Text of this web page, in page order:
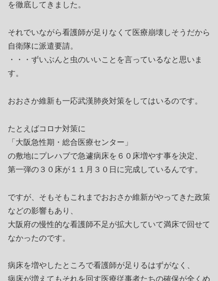
を徹底してきました。
それでいながら看護師が足りなくて医療崩壊しそうだから
自衛隊に派遣要請。
・・・ずいぶんと虫のいいことを言っているなと思いま
す。
おおさか維新も一応武漢肺炎対策をしてはいるのです。
たとえばコロナ対策に
「大阪急性期・総合医療センター」
の敷地にプレハブで急遽病床を６０床増やす事を決定、
第一弾の３０床が１１月３０日に完成しているんです。
ですが、そもそもこれまでおおさか維新がやってきた政策
などの影響もあり、
大阪府の慢性的な看護師不足が拡大していて満床で回せて
なかったのです。
病床を増やしたところで看護師が足りるはずがなく、
病床が増えてもそれを回す医療従事者たちの確保が全くめ